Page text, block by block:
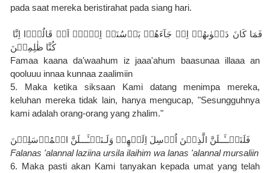
pada saat mereka beristirahat pada siang hari.
كُنَّا ظٰلِمِيۡنَ
Famaa kaana da'waahum iz jaaa'ahum baasunaa illaaa an
qooluuu innaa kunnaa zaalimiin
5. Maka ketika siksaan Kami datang menimpa mereka,
keluhan mereka tidak lain, hanya mengucap, "Sesungguhnya
kami adalah orang-orang yang zhalim."
فَلَنَسۡــَٔــلَنَّ الَّذِيۡنَ اُرۡسِلَ اِلَيۡهِمۡ وَلَـنَسۡـَٔـــلَنَّ الۡمُرۡسَلِيۡنَ
Falanas 'alannal laziina ursila ilaihim wa lanas 'alannal mursaliin
6. Maka pasti akan Kami tanyakan kepada umat yang telah